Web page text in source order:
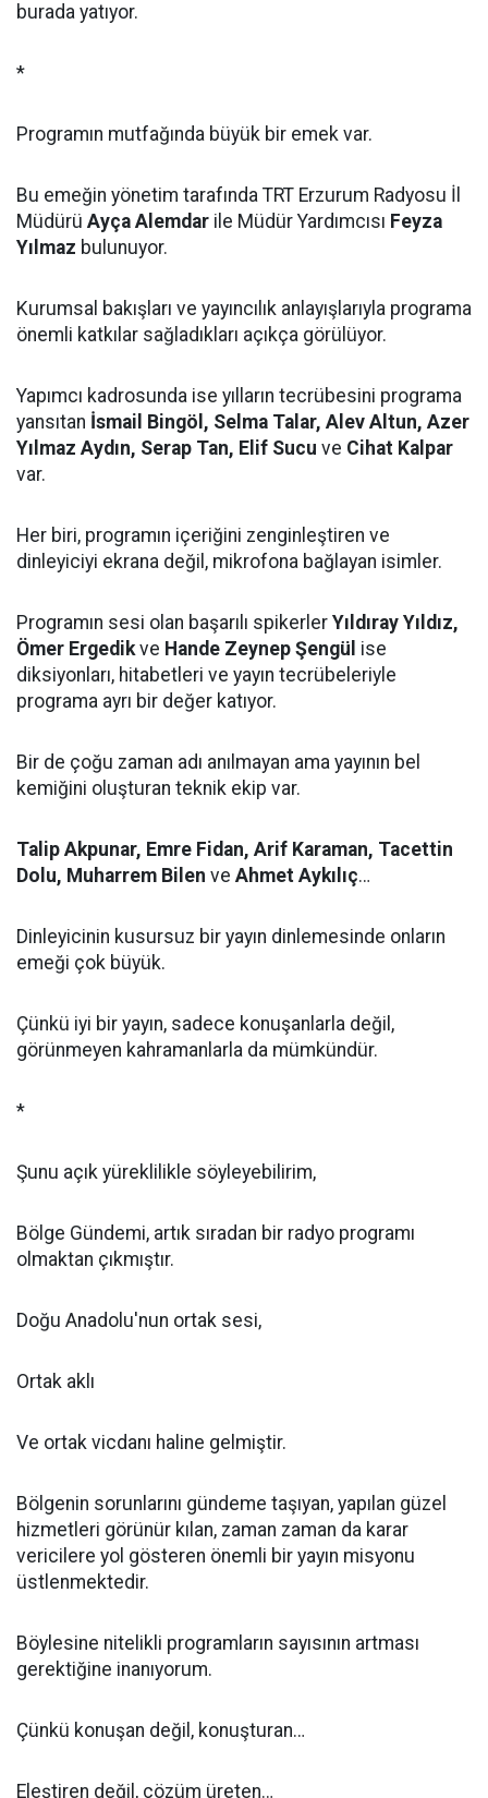
burada yatıyor.
*
Programın mutfağında büyük bir emek var.
Bu emeğin yönetim tarafında TRT Erzurum Radyosu İl
Müdürü Ayça Alemdar ile Müdür Yardımcısı Feyza
Yılmaz bulunuyor.
Kurumsal bakışları ve yayıncılık anlayışlarıyla programa
önemli katkılar sağladıkları açıkça görülüyor.
Yapımcı kadrosunda ise yılların tecrübesini programa
yansıtan İsmail Bingöl, Selma Talar, Alev Altun, Azer
Yılmaz Aydın, Serap Tan, Elif Sucu ve Cihat Kalpar
var.
Her biri, programın içeriğini zenginleştiren ve
dinleyiciyi ekrana değil, mikrofona bağlayan isimler.
Programın sesi olan başarılı spikerler Yıldıray Yıldız,
Ömer Ergedikve Hande Zeynep Şengül ise
diksiyonları, hitabetleri ve yayın tecrübeleriyle
programa ayrı bir değer katıyor.
Bir de çoğu zaman adı anılmayan ama yayının bel
kemiğini oluşturan teknik ekip var.
Talip Akpunar, Emre Fidan, Arif Karaman, Tacettin
Dolu, Muharrem Bilen ve Ahmet Aykılıç…
Dinleyicinin kusursuz bir yayın dinlemesinde onların
emeği çok büyük.
Çünkü iyi bir yayın, sadece konuşanlarla değil,
görünmeyen kahramanlarla da mümkündür.
*
Şunu açık yüreklilikle söyleyebilirim,
Bölge Gündemi, artık sıradan bir radyo programı
olmaktan çıkmıştır.
Doğu Anadolu'nun ortak sesi,
Ortak aklı
Ve ortak vicdanı haline gelmiştir.
Bölgenin sorunlarını gündeme taşıyan, yapılan güzel
hizmetleri görünür kılan, zaman zaman da karar
vericilere yol gösteren önemli bir yayın misyonu
üstlenmektedir.
Böylesine nitelikli programların sayısının artması
gerektiğine inanıyorum.
Çünkü konuşan değil, konuşturan…
Eleştiren değil, çözüm üreten…